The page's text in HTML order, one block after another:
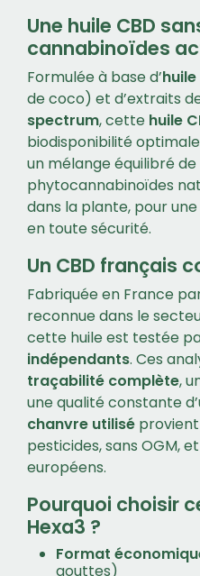
Une huile CBD
cannabinoïdes
Formulée à base d’huile
de coco) et d’extraits
spectrum, cette huile
biodisponibilité
un mélange équilibré de
phytocannabinoïdes
dans la plante, pour une
en toute sécurité.
Un CBD français
Fabriquée en France
reconnue dans le
cette huile est testée
indépendants. Ces
traçabilité complète,
une qualité constante
chanvre utilisé
pesticides, sans OGM,
européens.
Pourquoi choisir
Hexa3 ?
Format
gouttes)